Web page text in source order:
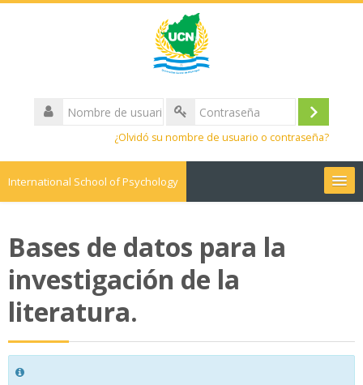
Nombre
de
Acceder
¿Olvidó su nombre de usuario o contraseña?
International School of Psychology
Buscar
cursos
Bases de datos para la
investigación de la
literatura.